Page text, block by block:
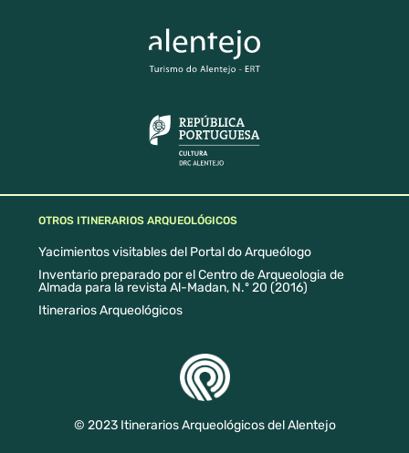
OTROS ITINERARIOS ARQUEOLÓGICOS
Yacimientos visitables del Portal do Arqueólogo
Inventario preparado por el Centro de Arqueologia de
Almada para la revista Al-Madan, N.º 20 (2016)
Itinerarios Arqueológicos
© 2023 Itinerarios Arqueológicos del Alentejo